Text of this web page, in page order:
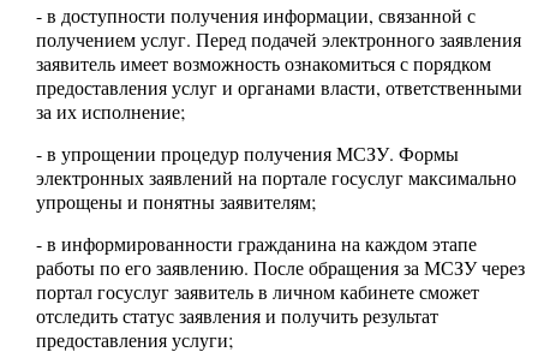
- в доступности получения информации, связанной с
получением услуг. Перед подачей электронного заявления
заявитель имеет возможность ознакомиться с порядком
предоставления услуг и органами власти, ответственными
за их исполнение;
- в упрощении процедур получения МСЗУ. Формы
электронных заявлений на портале госуслуг максимально
упрощены и понятны заявителям;
- в информированности гражданина на каждом этапе
работы по его заявлению. После обращения за МСЗУ через
портал госуслуг заявитель в личном кабинете сможет
отследить статус заявления и получить результат
предоставления услуги;